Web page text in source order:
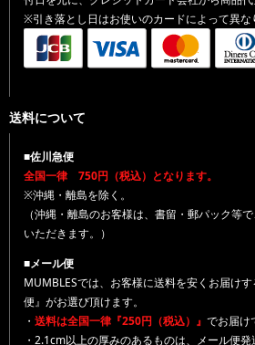
※引き落とし日はお使いのカードによって異な
送料について
■佐川急便
全国一律 750円（税込）となります。
※沖縄・離島を除く。
（沖縄・離島のお客様は、書留・郵パック等
いただきます。）
■メール便
MUMBLESでは、お客様に送料を安くお届け
便』がお選び頂けます。
・ 送料は全国一律『250円（税込）』 でお届け
・2.1cm以上の厚みのあるものは、メール便発